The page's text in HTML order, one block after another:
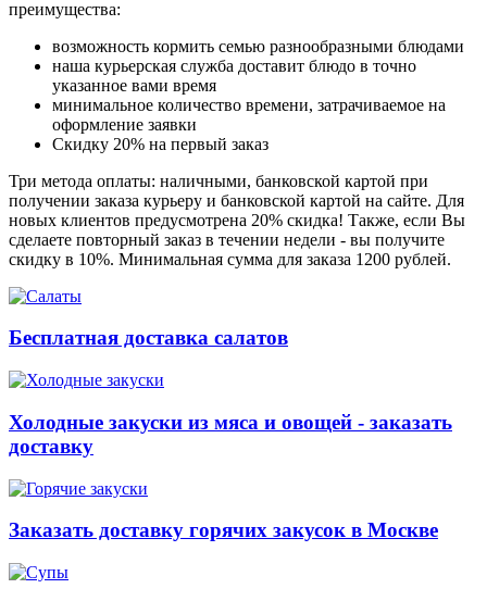
преимущества:
возможность кормить семью разнообразными блюдами
наша курьерская служба доставит блюдо в точно
указанное вами время
минимальное количество времени, затрачиваемое на
оформление заявки
Скидку 20% на первый заказ
Три метода оплаты: наличными, банковской картой при
получении заказа курьеру и банковской картой на сайте. Для
новых клиентов предусмотрена 20% скидка! Также, если Вы
сделаете повторный заказ в течении недели - вы получите
скидку в 10%. Минимальная сумма для заказа 1200 рублей.
Бесплатная доставка салатов
Холодные закуски из мяса и овощей - заказать
доставку
Заказать доставку горячих закусок в Москве